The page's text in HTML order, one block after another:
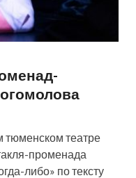
тюменском театре
променада
либо» по тексту